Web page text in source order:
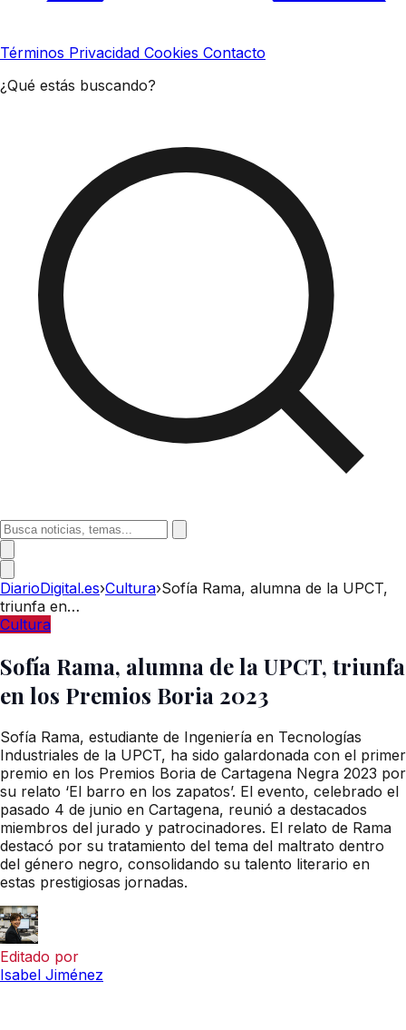
Términos Privacidad Cookies Contacto
¿Qué estás buscando?
DiarioDigital.es›Cultura›Sofía Rama, alumna de la UPCT,
triunfa en…
Cultura
Sofía Rama, alumna de la UPCT, triunfa
en los Premios Boria 2023
Sofía Rama, estudiante de Ingeniería en Tecnologías
Industriales de la UPCT, ha sido galardonada con el primer
premio en los Premios Boria de Cartagena Negra 2023 por
su relato ‘El barro en los zapatos’. El evento, celebrado el
pasado 4 de junio en Cartagena, reunió a destacados
miembros del jurado y patrocinadores. El relato de Rama
destacó por su tratamiento del tema del maltrato dentro
del género negro, consolidando su talento literario en
estas prestigiosas jornadas.
Editado por
Isabel Jiménez